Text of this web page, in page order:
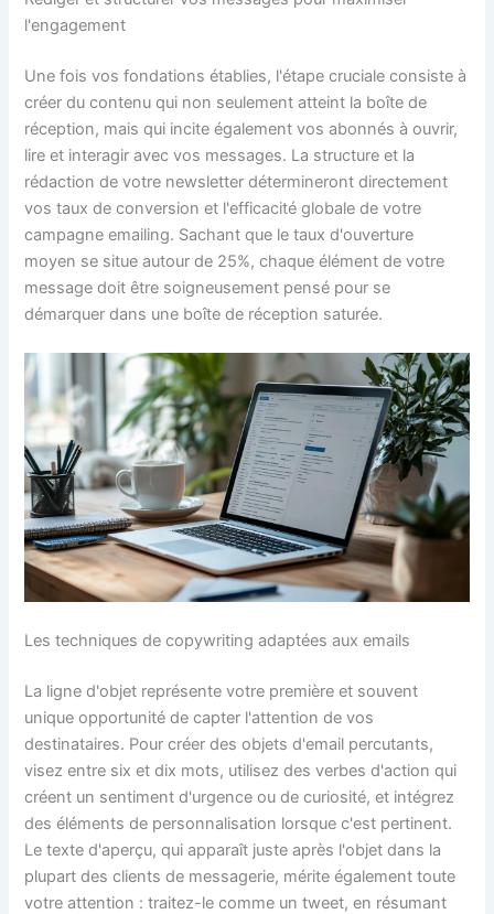
l'engagement
Une fois vos fondations établies, l'étape cruciale consiste à
créer du contenu qui non seulement atteint la boîte de
réception, mais qui incite également vos abonnés à ouvrir,
lire et interagir avec vos messages. La structure et la
rédaction de votre newsletter détermineront directement
vos taux de conversion et l'efficacité globale de votre
campagne emailing. Sachant que le taux d'ouverture
moyen se situe autour de 25%, chaque élément de votre
message doit être soigneusement pensé pour se
démarquer dans une boîte de réception saturée.
Les techniques de copywriting adaptées aux emails
La ligne d'objet représente votre première et souvent
unique opportunité de capter l'attention de vos
destinataires. Pour créer des objets d'email percutants,
visez entre six et dix mots, utilisez des verbes d'action qui
créent un sentiment d'urgence ou de curiosité, et intégrez
des éléments de personnalisation lorsque c'est pertinent.
Le texte d'aperçu, qui apparaît juste après l'objet dans la
plupart des clients de messagerie, mérite également toute
votre attention : traitez-le comme un tweet, en résumant